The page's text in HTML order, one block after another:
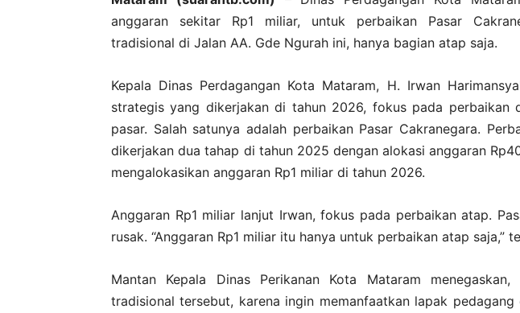
anggaran sekitar Rp1 miliar, untuk perbaikan Pasar
tradisional di Jalan AA. Gde Ngurah ini, hanya bagian atap saja.
Kepala Dinas Perdagangan Kota Mataram, H. Irwan
strategis yang dikerjakan di tahun 2026, fokus pada perbaikan
pasar. Salah satunya adalah perbaikan Pasar Cakranegara.
dikerjakan dua tahap di tahun 2025 dengan alokasi anggaran
mengalokasikan anggaran Rp1 miliar di tahun 2026.
Anggaran Rp1 miliar lanjut Irwan, fokus pada perbaikan atap.
rusak. “Anggaran Rp1 miliar itu hanya untuk perbaikan atap saja,”
Mantan Kepala Dinas Perikanan Kota Mataram
tradisional tersebut, karena ingin memanfaatkan lapak